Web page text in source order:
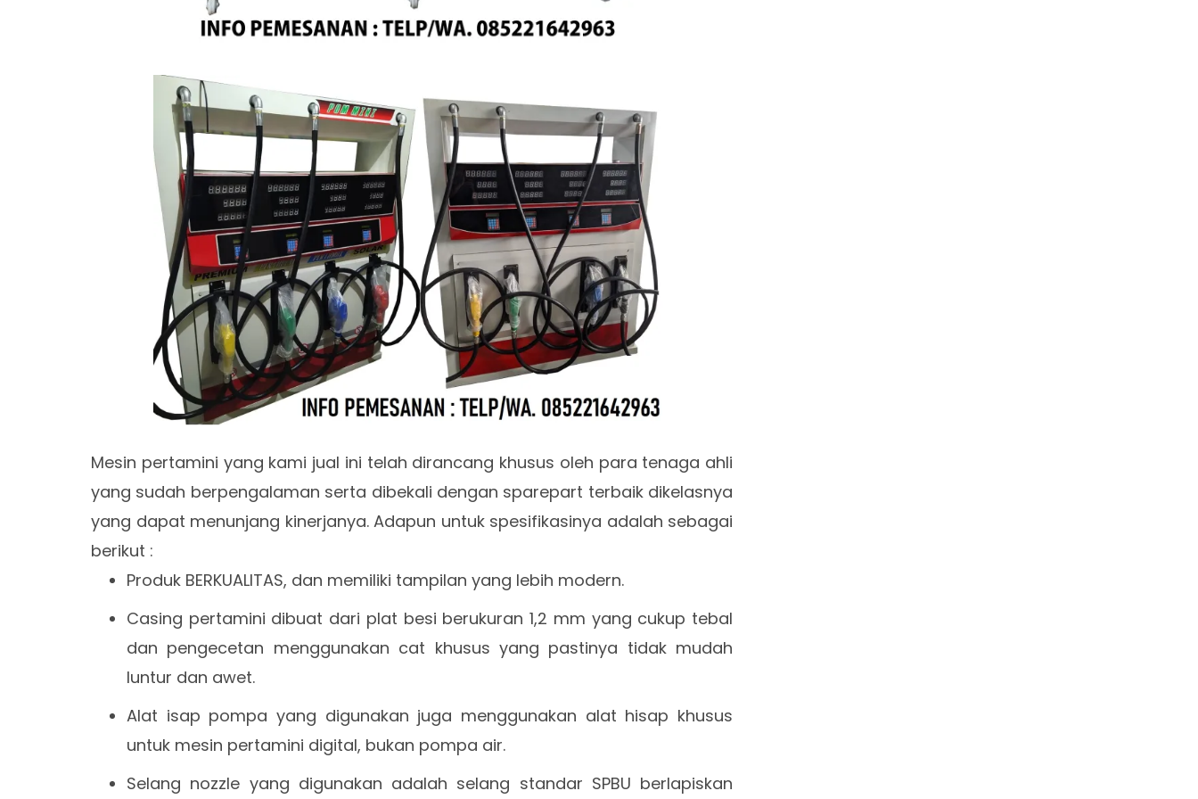
Mesin pertamini yang kami jual ini telah dirancang khusus oleh para tenaga ahli
yang sudah berpengalaman serta dibekali dengan sparepart terbaik dikelasnya
yang dapat menunjang kinerjanya. Adapun untuk spesifikasinya adalah sebagai
berikut :
Produk BERKUALITAS, dan memiliki tampilan yang lebih modern.
Casing pertamini dibuat dari plat besi berukuran 1,2 mm yang cukup tebal
dan pengecetan menggunakan cat khusus yang pastinya tidak mudah
luntur dan awet.
Alat isap pompa yang digunakan juga menggunakan alat hisap khusus
untuk mesin pertamini digital, bukan pompa air.
Selang nozzle yang digunakan adalah selang standar SPBU berlapiskan